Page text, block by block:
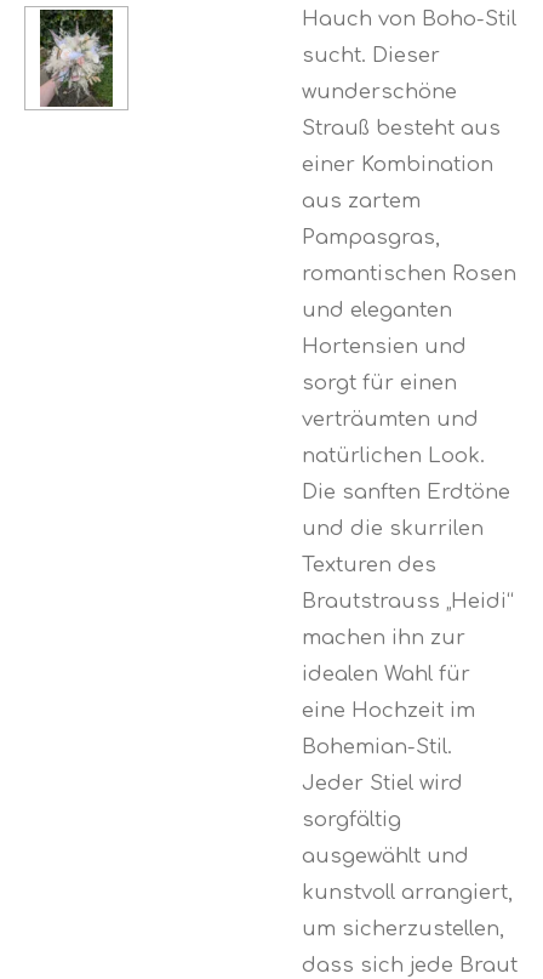
Hauch von Boho-Stil
sucht. Dieser
wunderschöne
Strauß besteht aus
einer Kombination
aus zartem
Pampasgras,
romantischen Rosen
und eleganten
Hortensien und
sorgt für einen
verträumten und
natürlichen Look.
Die sanften Erdtöne
und die skurrilen
Texturen des
Brautstrauss „Heidi“
machen ihn zur
idealen Wahl für
eine Hochzeit im
Bohemian-Stil.
Jeder Stiel wird
sorgfältig
ausgewählt und
kunstvoll arrangiert,
um sicherzustellen,
dass sich jede Braut